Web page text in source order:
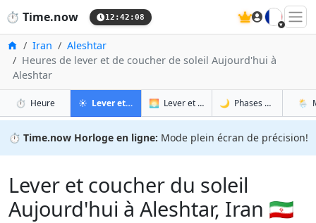
⏱️ Time.now 12:42:10 🇫🇷
Accueil
Iran
Aleshtar
Heures de lever et de coucher de soleil Aujourd'hui à
Aleshtar
⏱️ Heureà Aleshtar
☀️ Lever et coucher du soleil à Aleshtar
🌅 Lever et coucher du soleil demain à
🌙 Phases de la Lune à
🌦️
⏱️ Time.now Horloge en ligne: Mode plein écran de précision!
Lever et coucher du soleil
Aujourd'hui à Aleshtar, Iran 🇮🇷